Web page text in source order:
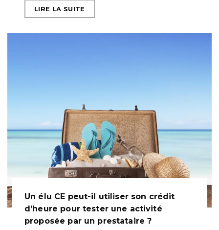
LIRE LA SUITE
Un élu CE peut-il utiliser son crédit
d’heure pour tester une activité
proposée par un prestataire ?